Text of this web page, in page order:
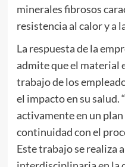
minerales fibrosos
resistencia al calor y a
La respuesta de la
admite que el material
trabajo de los
el impacto en su salud.
activamente en un
continuidad con el
Este trabajo se realiza